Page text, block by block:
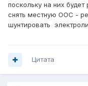
поскольку на них
снять местную ООС -
шунтировать
Цитата